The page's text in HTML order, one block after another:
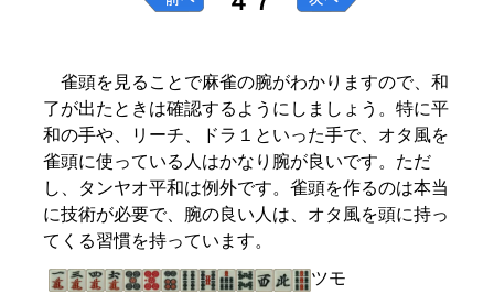
雀頭を見ることで麻雀の腕がわかりますので、和
了が出たときは確認するようにしましょう。特に平
和の手や、リーチ、ドラ１といった手で、オタ風を
雀頭に使っている人はかなり腕が良いです。ただ
し、タンヤオ平和は例外です。雀頭を作るのは本当
に技術が必要で、腕の良い人は、オタ風を頭に持っ
てくる習慣を持っています。
ツモ